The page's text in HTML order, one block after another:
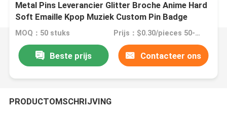
Metal Pins Leverancier Glitter Broche Anime Hard
Soft Emaille Kpop Muziek Custom Pin Badge
MOQ：50 stuks Prijs：$0.30/pieces 50-99 pieces
Beste prijs Contacteer ons
PRODUCTOMSCHRIJVING